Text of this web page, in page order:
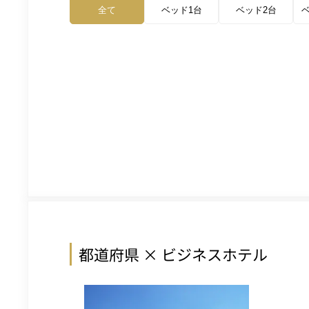
全て ベッド1台 ベッド2台
都道府県 × ビジネスホテル